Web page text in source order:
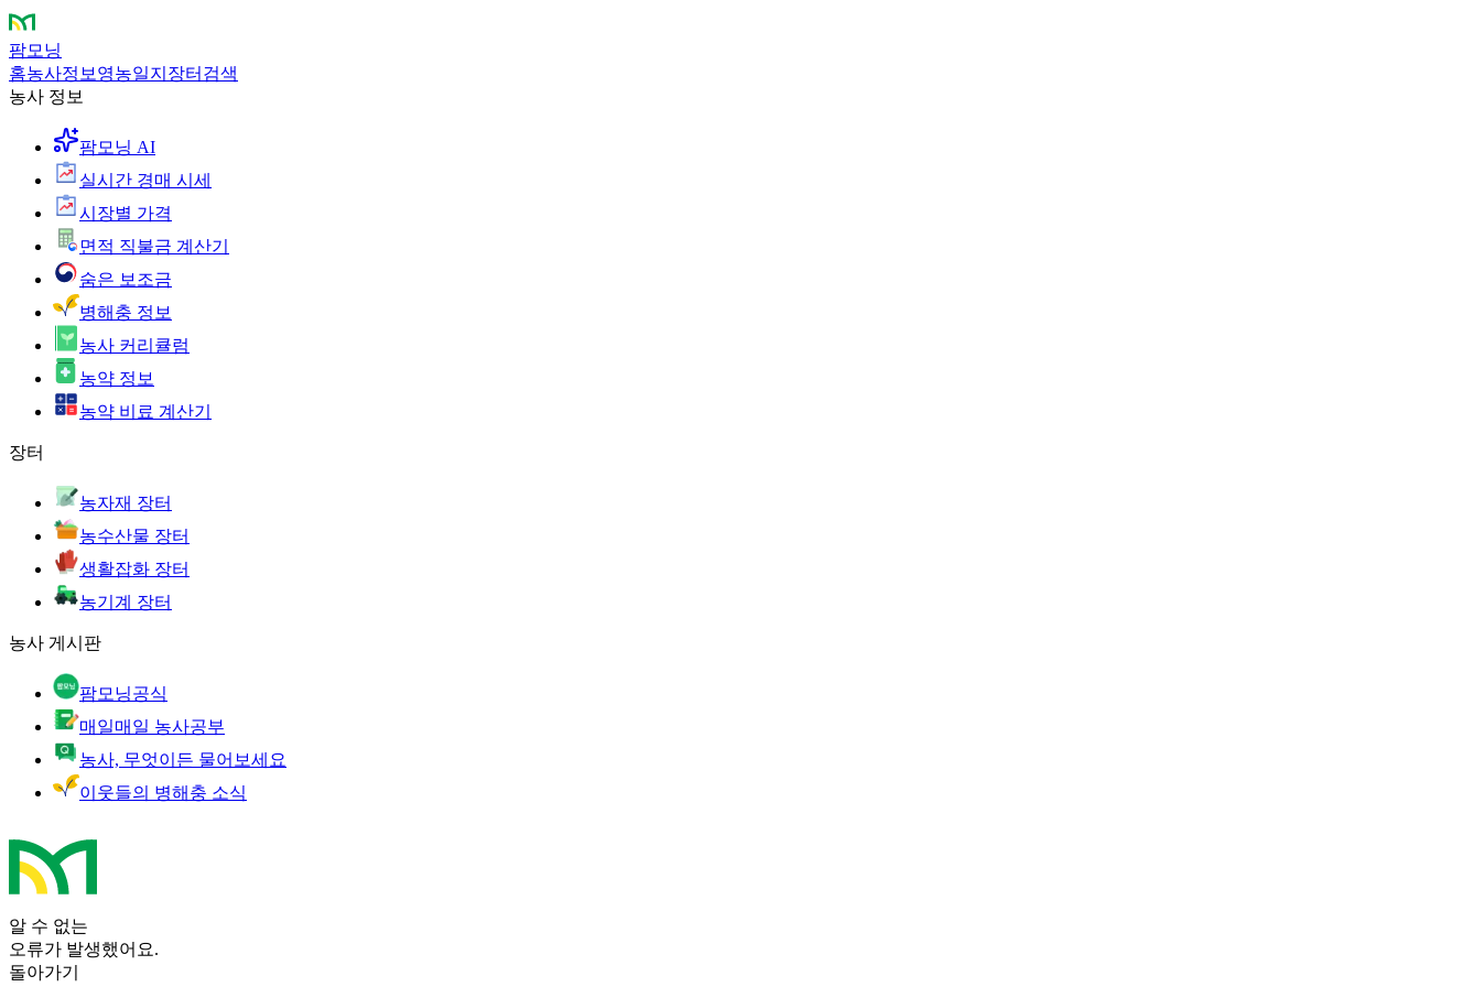
팜모닝
홈농사정보 영농일지 장터 검색
농사 정보
팜모닝 AI
실시간 경매 시세
시장별 가격
면적 직불금 계산기
숨은 보조금
병해충 정보
농사 커리큘럼
농약 정보
농약 비료 계산기
장터
농자재 장터
농수산물 장터
생활잡화 장터
농기계 장터
농사 게시판
팜모닝공식
매일매일 농사공부
농사, 무엇이든 물어보세요
이웃들의 병해충 소식
알 수 없는
오류가 발생했어요.
돌아가기